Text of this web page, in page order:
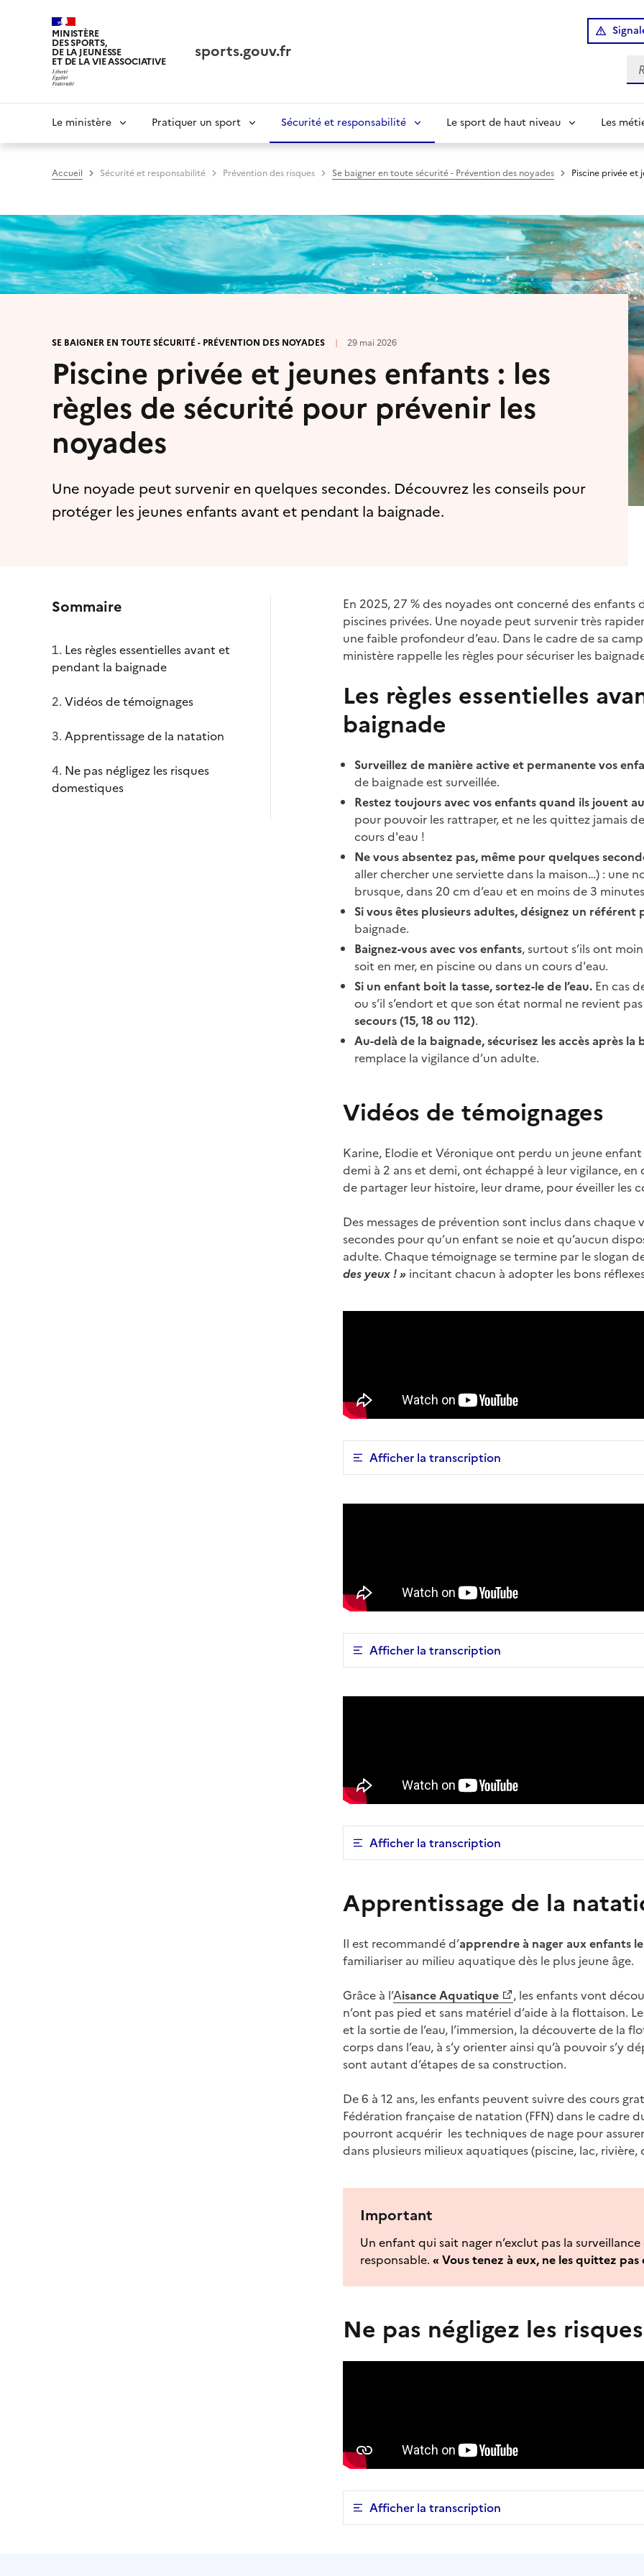
MINISTÈRE
DES SPORTS,
DE LA JEUNESSE
ET DE LA VIE ASSOCIATIVE sports.gouv.fr
Navigation
principale
Le ministère Pratiquer un sport Sécurité et responsabilité Le sport de haut niveau Les
Accueil Sécurité et responsabilité Prévention des risques Se baigner en toute sécurité - Prévention des noyades Piscine privée et
SE BAIGNER EN TOUTE SÉCURITÉ - PRÉVENTION DES NOYADES | 29 mai 2026
Piscine privée et jeunes enfants : les
règles de sécurité pour prévenir les
noyades
Une noyade peut survenir en quelques secondes. Découvrez les conseils pour
protéger les jeunes enfants avant et pendant la baignade.
Sommaire
Les règles essentielles avant et
pendant la baignade
Vidéos de témoignages
Apprentissage de la natation
Ne pas négligez les risques
domestiques
En 2025, 27 % des noyades ont concerné des
piscines privées. Une noyade peut survenir très
une faible profondeur d’eau. Dans le cadre de sa
ministère rappelle les règles pour sécuriser les
Les règles essentielles
baignade
Surveillez de manière active et permanente vos
de baignade est surveillée.
Restez toujours avec vos enfants quand ils jouent
pour pouvoir les rattraper, et ne les quittez jamais
cours d'eau !
Ne vous absentez pas, même pour quelques
aller chercher une serviette dans la maison…) : une
brusque, dans 20 cm d’eau et en moins de 3
Si vous êtes plusieurs adultes, désignez un référent
baignade.
Baignez-vous avec vos enfants, surtout s’ils ont
soit en mer, en piscine ou dans un cours d'eau.
Si un enfant boit la tasse, sortez-le de l’eau.En cas
ou s’il s’endort et que son état normal ne revient
secours (15, 18 ou 112).
Au-delà de la baignade, sécurisez les accès après la
remplace la vigilance d’un adulte.
Vidéos de témoignages
Karine, Elodie et Véronique ont perdu un jeune
demi à 2 ans et demi, ont échappé à leur vigilance,
de partager leur histoire, leur drame, pour éveiller les
Des messages de prévention sont inclus dans
secondes pour qu’un enfant se noie et qu’aucun
adulte. Chaque témoignage se termine par le slogan
des yeux ! »incitant chacun à adopter les bons
Afficher la transcription
Afficher la transcription
Afficher la transcription
Apprentissage de la
Il est recommandé d’apprendre à nager aux enfants
familiariser au milieu aquatique dès le plus jeune âge.
Grâce à l’Aisance Aquatique
, les enfants vont
n’ont pas pied et sans matériel d’aide à la flottaison.
et la sortie de l’eau, l’immersion, la découverte de la
corps dans l’eau, à s’y orienter ainsi qu’à pouvoir
sont autant d’étapes de sa construction.
De 6 à 12 ans, les enfants peuvent suivre des cours
Fédération française de natation (FFN) dans le cadre
pourront acquérir les techniques de nage pour
dans plusieurs milieux aquatiques (piscine, lac, rivière,
Important
Un enfant qui sait nager n’exclut pas la
responsable. « Vous tenez à eux, ne les quittez pas
Ne pas négligez les
Afficher la transcription